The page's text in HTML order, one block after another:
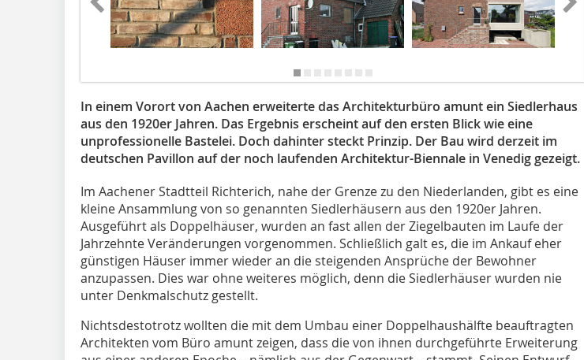
In einem Vorort von Aachen erweiterte das Architekturbüro amunt ein Siedlerhaus
aus den 1920er Jahren. Das Ergebnis erscheint auf den ersten Blick wie eine
unprofessionelle Bastelei. Doch dahinter steckt Prinzip. Der Bau wird derzeit im
deutschen Pavillon auf der noch laufenden Architektur-Biennale in Venedig gezeigt.
Im Aachener Stadtteil Richterich, nahe der Grenze zu den Niederlanden, gibt es eine
kleine Ansammlung von so genannten Siedlerhäusern aus den 1920er Jahren.
Ausgeführt als Doppelhäuser, wurden an fast allen der Ziegelbauten im Laufe der
Jahrzehnte Veränderungen vorgenommen. Schließlich galt es, die im Ankauf eher
günstigen Häuser immer wieder an die steigenden Ansprüche der Bewohner
anzupassen. Dies war ohne weiteres möglich, denn die Siedlerhäuser wurden nie
unter Denkmalschutz gestellt.
Nichtsdestotrotz wollten die mit dem Umbau einer Doppelhaushälfte beauftragten
Architekten vom Büro amunt zeigen, dass die von ihnen durchgeführte Erweiterung